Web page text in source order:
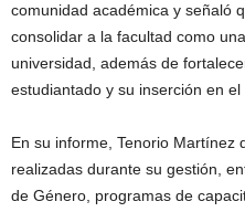
comunidad académica y señaló
consolidar a la facultad como
universidad, además de
estudiantado y su inserción en
En su informe, Tenorio Martínez
realizadas durante su gestión,
de Género, programas de